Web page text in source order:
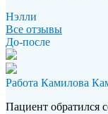
Нэлли
Все отзывы
До-после
Работа Камилова
Пациент обратился